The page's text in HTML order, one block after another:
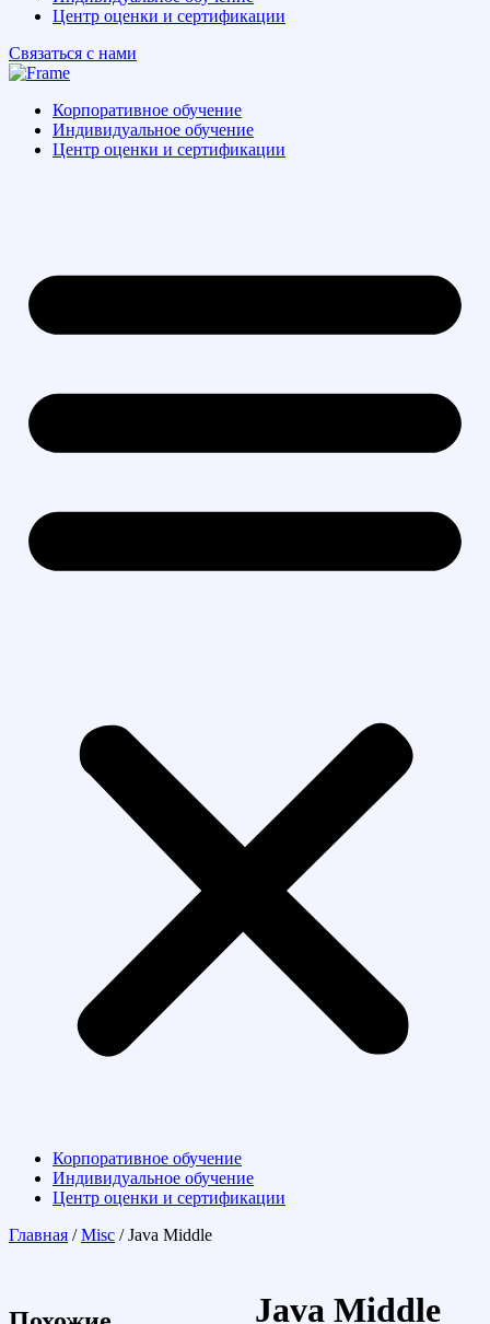
Центр оценки и сертификации
Связаться с нами
Корпоративное обучение
Индивидуальное обучение
Центр оценки и сертификации
Корпоративное обучение
Индивидуальное обучение
Центр оценки и сертификации
Главная /Misc / Java Middle
Java Middle